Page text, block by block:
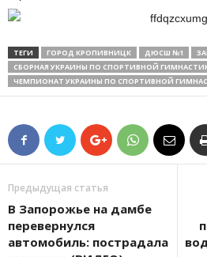
ТЕГИ ГОРОД КРОПИВНИЦК ДЮСШ №1
СБОРНАЯ УКРАИНЫ ПО СПОРТИВНОЙ
ЧЕМПИОНАТ УКРАИНЫ ПО СПОРТИВНОЙ
Предыдущая статья
В Запорожье на дамбе
перевернулся
автомобиль: пострадала